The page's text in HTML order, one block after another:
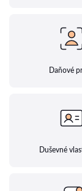
Daňové
Duševné